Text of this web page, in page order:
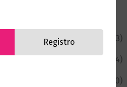
(53)
(4)
(230)
Registro